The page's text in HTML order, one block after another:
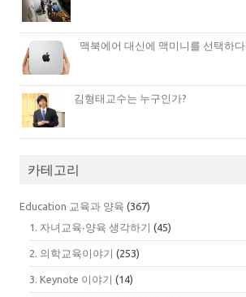
맥북에어 대신에 맥미니를 선택하다
김형태교수는 누구인가?
카테고리
Education 교육과 양육 (367)
1. 자녀교육∙양육 생각하기 (45)
2. 의학교육이야기 (253)
3. Keynote 이야기 (14)